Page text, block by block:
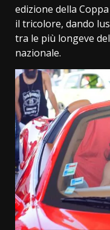
edizione della
il tricolore, dando
tra le più longeve
nazionale.